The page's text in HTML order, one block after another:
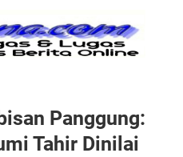
Panggung:
Tahir Dinilai